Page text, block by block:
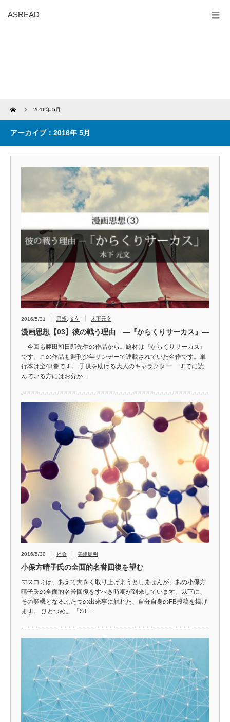
ASREAD
Home 2016年 5月
アーカイブ：2016年 5月
2016/5/31 思想 文化 木下元文
漫画思想【03】彼の戦う理由 ―『からくりサーカス』―
今回も藤田和日郎先生の作品から。題材は『からくりサーカス』
です。この作品も週刊少年サンデーで連載されていた名作です。単
行本は全43巻です。 子供を助ける大人のキャラクター すでに読
んでいる方にはお分か…
2016/5/30 社会 美津島明
小保方晴子氏の全面的名誉回復を望む
マスコミは、あえて大きく取り上げようとしませんが、あの小保方
晴子氏の全面的名誉回復をすべき時期が到来しています。以下に、
その契機となるふたつの出来事に触れた、自分自身のFB投稿を掲げ
ます。 ひとつめ。 「ST…